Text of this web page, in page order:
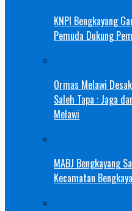
KNPI Bengkayang
Pemuda Dukung
Ormas Melawi
Saleh Tapa : Jaga
Melawi
MABJ Bengkayang
Kecamatan